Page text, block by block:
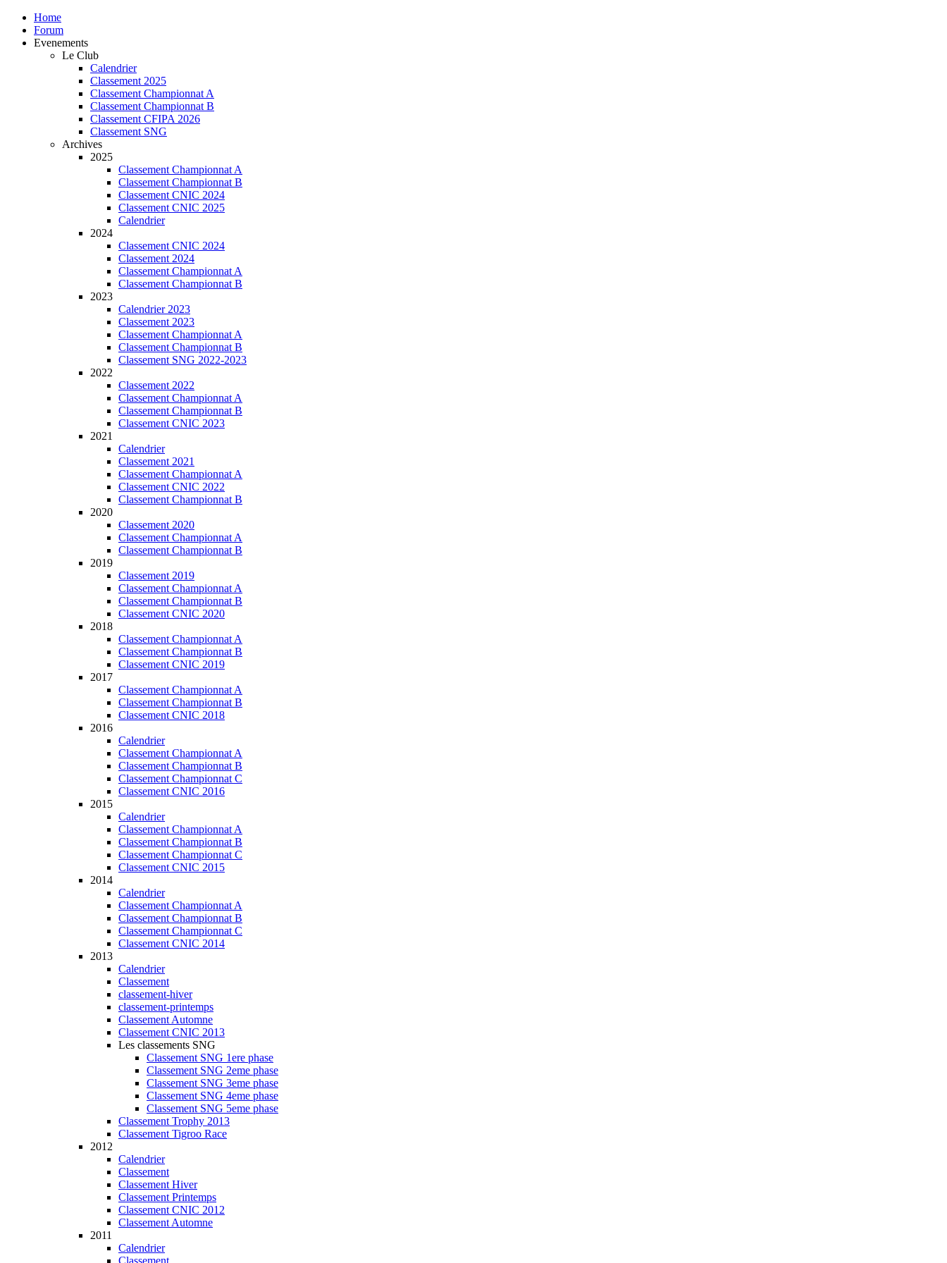
Home
Forum
Evenements
Le Club
Calendrier
Classement 2025
Classement Championnat A
Classement Championnat B
Classement CFIPA 2026
Classement SNG
Archives
2025
Classement Championnat A
Classement Championnat B
Classement CNIC 2024
Classement CNIC 2025
Calendrier
2024
Classement CNIC 2024
Classement 2024
Classement Championnat A
Classement Championnat B
2023
Calendrier 2023
Classement 2023
Classement Championnat A
Classement Championnat B
Classement SNG 2022-2023
2022
Classement 2022
Classement Championnat A
Classement Championnat B
Classement CNIC 2023
2021
Calendrier
Classement 2021
Classement Championnat A
Classement CNIC 2022
Classement Championnat B
2020
Classement 2020
Classement Championnat A
Classement Championnat B
2019
Classement 2019
Classement Championnat A
Classement Championnat B
Classement CNIC 2020
2018
Classement Championnat A
Classement Championnat B
Classement CNIC 2019
2017
Classement Championnat A
Classement Championnat B
Classement CNIC 2018
2016
Calendrier
Classement Championnat A
Classement Championnat B
Classement Championnat C
Classement CNIC 2016
2015
Calendrier
Classement Championnat A
Classement Championnat B
Classement Championnat C
Classement CNIC 2015
2014
Calendrier
Classement Championnat A
Classement Championnat B
Classement Championnat C
Classement CNIC 2014
2013
Calendrier
Classement
classement-hiver
classement-printemps
Classement Automne
Classement CNIC 2013
Les classements SNG
Classement SNG 1ere phase
Classement SNG 2eme phase
Classement SNG 3eme phase
Classement SNG 4eme phase
Classement SNG 5eme phase
Classement Trophy 2013
Classement Tigroo Race
2012
Calendrier
Classement
Classement Hiver
Classement Printemps
Classement CNIC 2012
Classement Automne
2011
Calendrier
Classement